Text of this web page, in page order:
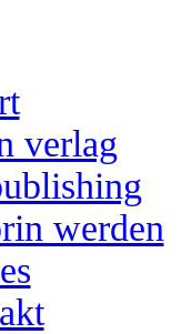
verlag
werden